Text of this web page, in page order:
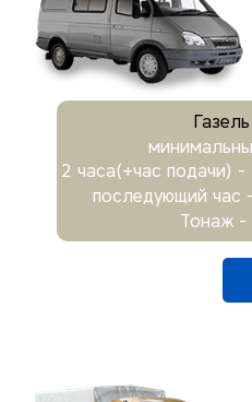
2 часа(+час подачи) -
последующий час -
Тонаж -